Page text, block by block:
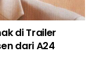
di Trailer
dari A24